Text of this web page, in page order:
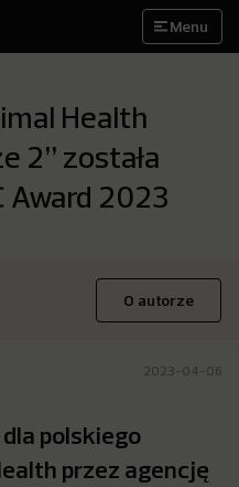
Menu
Health
2” została
Award 2023
O autorze
2023-04-06
polskiego
przez agencję